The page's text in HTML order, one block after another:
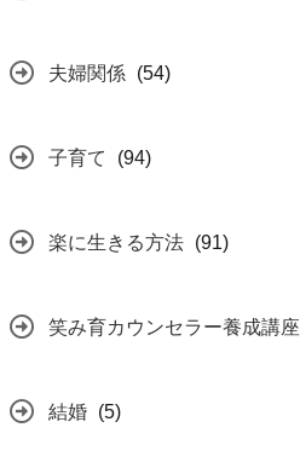
夫婦関係 (54)
子育て (94)
楽に生きる方法 (91)
笑み育カウンセラー養成講座
結婚 (5)